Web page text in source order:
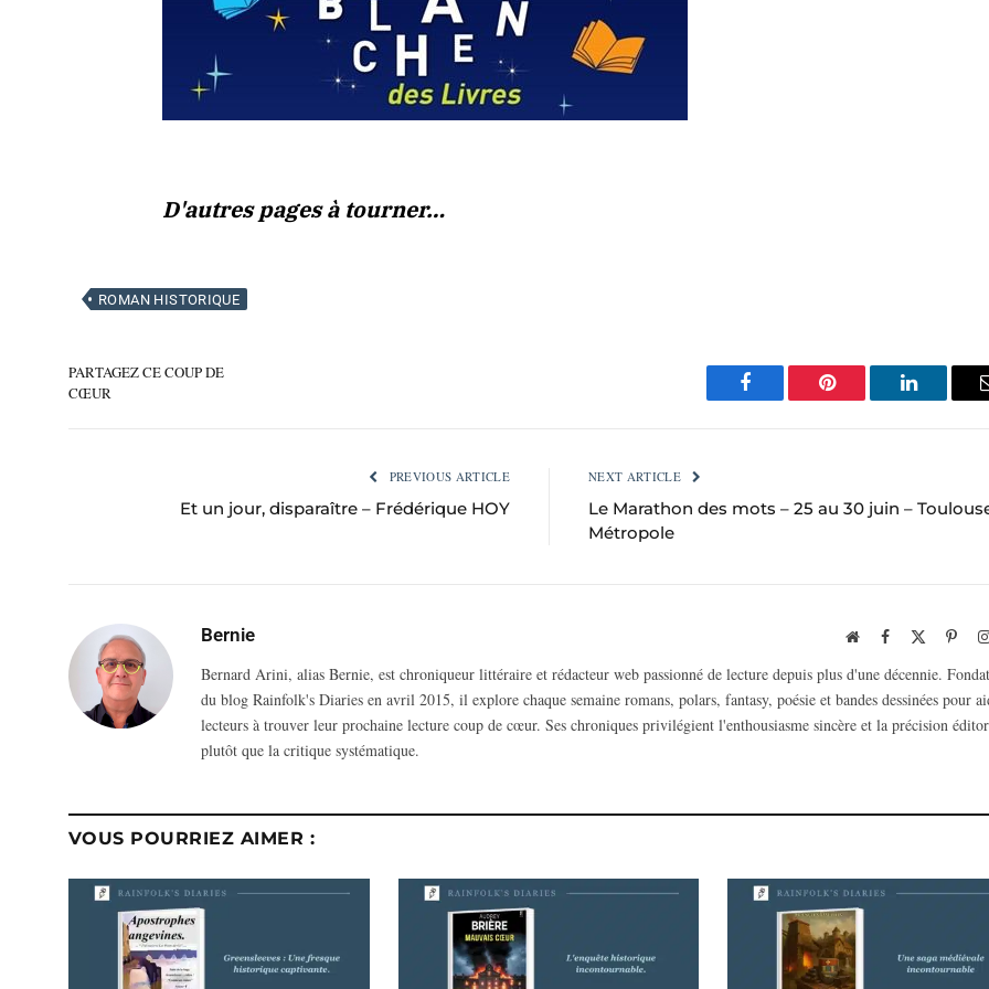
D'autres pages à tourner…
ROMAN HISTORIQUE
PARTAGEZ CE COUP DE
CŒUR
Facebook Pinterest LinkedIn
PREVIOUS ARTICLE
Et un jour, disparaître – Frédérique HOY
NEXT ARTICLE
Le Marathon des mots – 25 au 30 juin –
Métropole
Bernie WebsiteFacebook
Bernard Arini, alias Bernie, est chroniqueur littéraire et rédacteur web passionné de lecture depuis plus d'une décennie.
du blog Rainfolk's Diaries en avril 2015, il explore chaque semaine romans, polars, fantasy, poésie et bandes dessinées pour
lecteurs à trouver leur prochaine lecture coup de cœur. Ses chroniques privilégient l'enthousiasme sincère et la précision
plutôt que la critique systématique.
VOUS POURRIEZ AIMER :